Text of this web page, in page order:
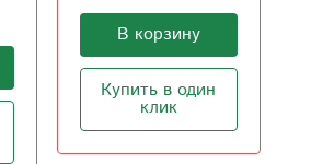
Купить в один
клик